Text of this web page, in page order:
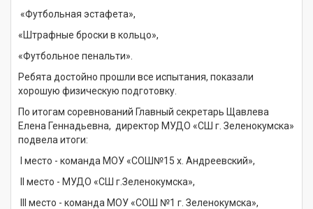
«Футбольная эстафета»,
«Штрафные броски в кольцо»,
«Футбольное пенальти».
Ребята достойно прошли все испытания, показали
хорошую физическую подготовку.
По итогам соревнований Главный секретарь Щавлева
Елена Геннадьевна, директор МУДО «СШ г. Зеленокумска»
подвела итоги:
I место - команда МОУ «СОШ№15 х. Андреевский»,
II место - МУДО «СШ г.Зеленокумска»,
III место - команда МОУ «СОШ №1 г. Зеленокумска»,